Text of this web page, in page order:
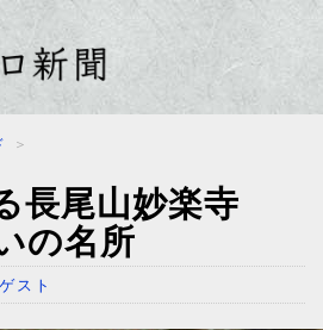
＞
長尾山妙楽寺
の名所
スト